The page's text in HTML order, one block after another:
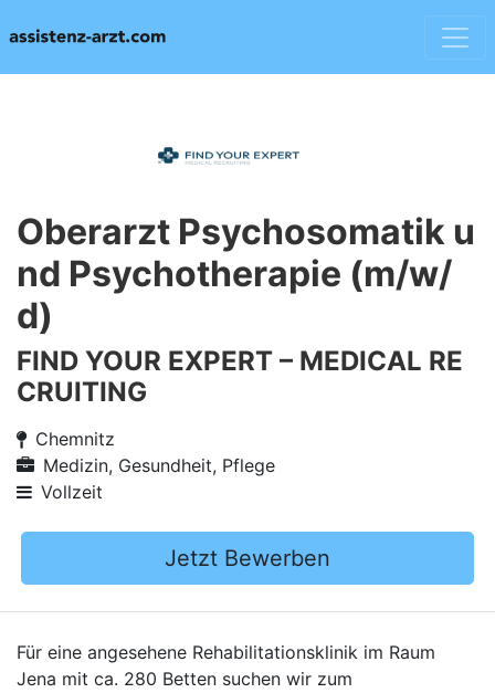
Oberarzt Psychosomatik u
nd Psychotherapie (m/w/
d)
FIND YOUR EXPERT – MEDICAL RE
CRUITING
Chemnitz
Medizin, Gesundheit, Pflege
Vollzeit
Jetzt Bewerben
Für eine angesehene Rehabilitationsklinik im Raum
Jena mit ca. 280 Betten suchen wir zum